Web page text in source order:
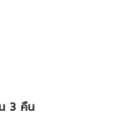
3 คืน